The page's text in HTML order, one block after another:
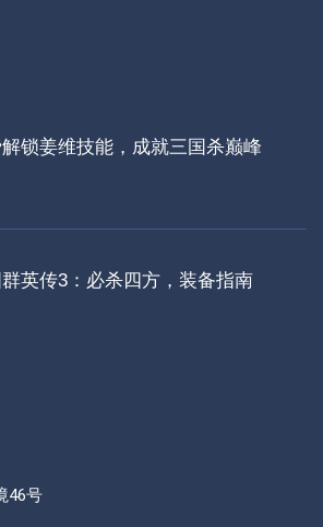
锁姜维技能，成就三国杀巅峰
英传3：必杀四方，装备指南
46号